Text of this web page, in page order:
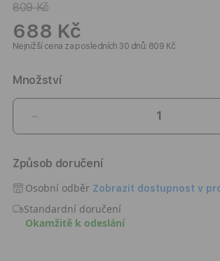
809 Kč
688 Kč
Nejnižší cena za posledních 30 dnů: 809 Kč
Množství
množství
Kryt
pro
iPhone
16
Pro
Způsob doručení
Osobní odběr Zobrazit dostupnost v
Standardní doručení
Okamžitě k odeslání